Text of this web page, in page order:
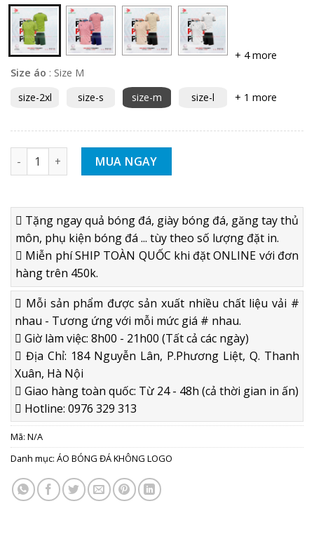
+ 4 more
Size áo : Size M
size-2xl
size-s size-m size-l + 1 more
BỘ QUẦN ÁO BÓNG ĐÁ KHÔNG LOGO VEVOCA FANGER
MUA NGAY
Tặng ngay quả bóng đá, giày bóng đá, găng tay thủ
môn, phụ kiện bóng đá ... tùy theo số lượng đặt in.
Miễn phí SHIP TOÀN QUỐC khi đặt ONLINE với đơn
hàng trên 450k.
Mỗi sản phẩm được sản xuất nhiều chất liệu vải #
nhau - Tương ứng với mỗi mức giá # nhau.
Giờ làm việc: 8h00 - 21h00 (Tất cả các ngày)
Địa Chỉ: 184 Nguyễn Lân, P.Phương Liệt, Q. Thanh
Xuân, Hà Nội
Giao hàng toàn quốc: Từ 24 - 48h (cả thời gian in ấn)
Hotline: 0976 329 313
Mã: N/A
Danh mục: ÁO BÓNG ĐÁ KHÔNG LOGO